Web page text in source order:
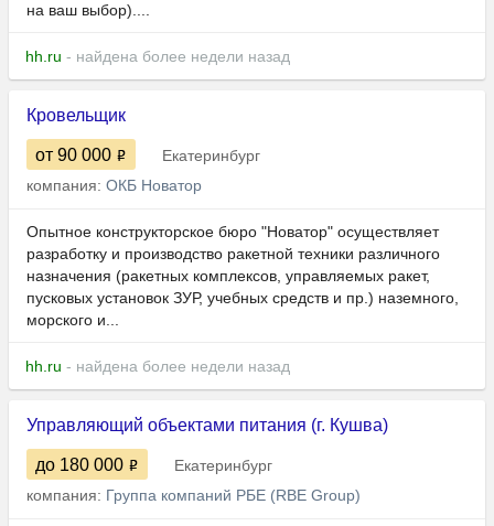
на ваш выбор)....
hh.ru - найдена более недели назад
Кровельщик
от 90 000
Екатеринбург
компания: ОКБ Новатор
Опытное конструкторское бюро "Новатор" осуществляет
разработку и производство ракетной техники различного
назначения (ракетных комплексов, управляемых ракет,
пусковых установок ЗУР, учебных средств и пр.) наземного,
морского и...
hh.ru - найдена более недели назад
Управляющий объектами питания (г. Кушва)
до 180 000
Екатеринбург
компания: Группа компаний РБЕ (RBE Group)